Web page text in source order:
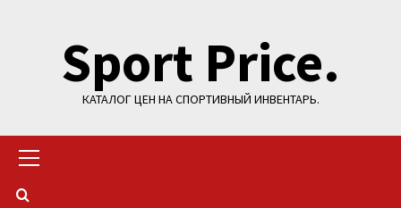
содержимомуSport Price.
КАТАЛОГ ЦЕН НА СПОРТИВНЫЙ ИНВЕНТАРЬ.
меню